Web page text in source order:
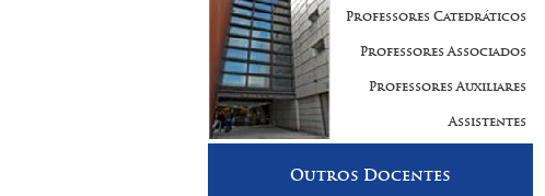
Professores Catedráticos
Professores Associados
Professores Auxiliares
Assistentes
Outros Docentes